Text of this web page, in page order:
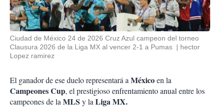
Ciudad de México 24 de 2026 Cruz Azul campeon del torneo
Clausura 2026 de la Liga MX al vencer 2-1 a Pumas
hector
Lopez ramirez
El ganador de ese duelo representará aMéxicoen la
Campeones Cup, el prestigioso enfrentamiento anual entre los
campeones de laMLS y laLiga MX.